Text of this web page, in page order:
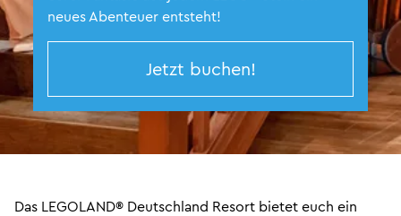
neues Abenteuer entsteht!
Jetzt buchen!
Das LEGOLAND® Deutschland Resort bietet euch ein